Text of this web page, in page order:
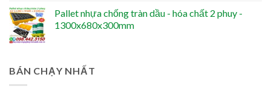
Pallet nhựa chống tràn dầu - hóa chất 2 phuy -
1300x680x300mm
BÁN CHẠY NHẤT